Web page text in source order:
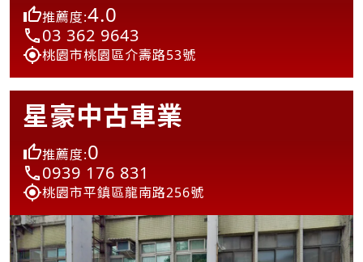
推薦度:4.0
03 362 9643
桃園市桃園區介壽路53號
星豪中古車業
推薦度:0
0939 176 831
桃園市平鎮區龍南路256號